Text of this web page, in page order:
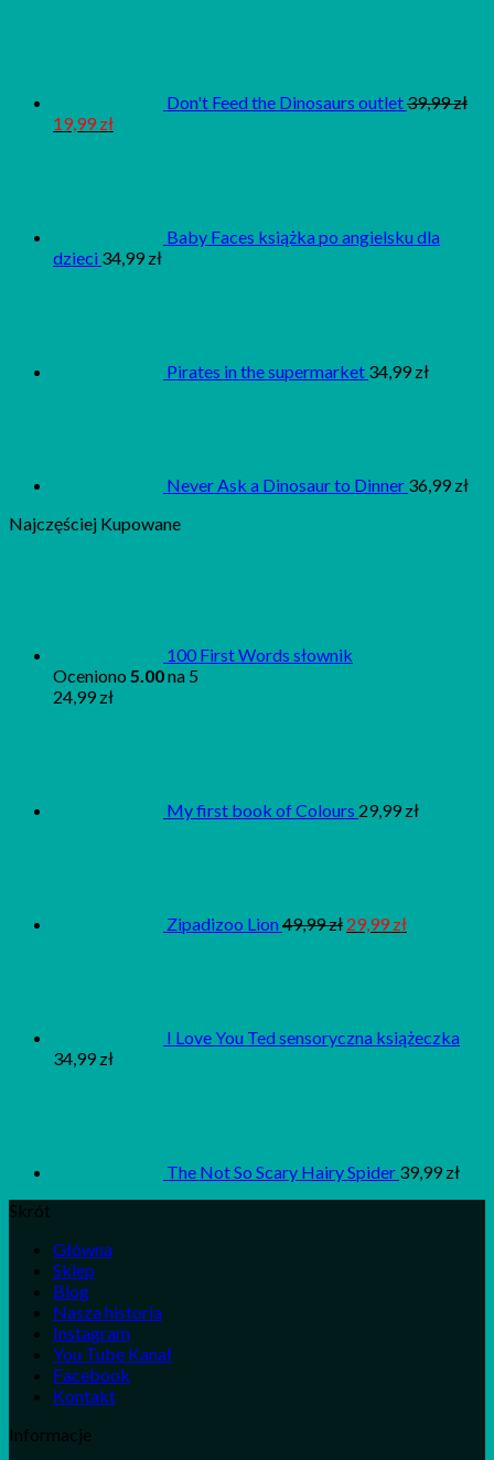
Don't Feed the Dinosaurs outlet39,99zł
19,99zł
Baby Faces książka po angielsku dla
dzieci 34,99 zł
Pirates in the supermarket 34,99 zł
Never Ask a Dinosaur to Dinner 36,99 zł
Najczęściej Kupowane
100 First Words słownik
Oceniono 5.00na 5
24,99 zł
My first book of Colours 29,99 zł
Zipadizoo Lion49,99zł 29,99zł
I Love You Ted sensoryczna książeczka
34,99 zł
The Not So Scary Hairy Spider 39,99 zł
Skrót
Główna
Sklep
Blog
Nasza historia
Instagram
You Tube Kanał
Facebook
Kontakt
Informacje